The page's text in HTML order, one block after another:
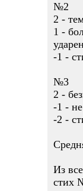
№2
2 -
1 -
-1 -
№3
2 -
-1 -
-2 -
Из
стих